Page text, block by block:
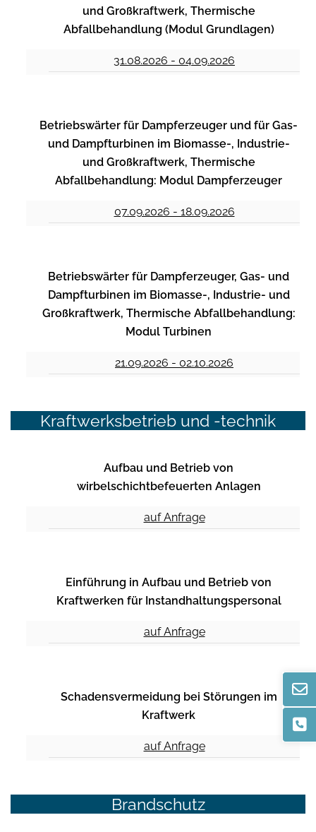
und Großkraftwerk, Thermische
Abfallbehandlung (Modul Grundlagen)
31.08.2026 - 04.09.2026
Betriebswärter für Dampferzeuger und für Gas-
und Dampfturbinen im Biomasse-, Industrie-
und Großkraftwerk, Thermische
Abfallbehandlung: Modul Dampferzeuger
07.09.2026 - 18.09.2026
Betriebswärter für Dampferzeuger, Gas- und
Dampfturbinen im Biomasse-, Industrie- und
Großkraftwerk, Thermische Abfallbehandlung:
Modul Turbinen
21.09.2026 - 02.10.2026
Kraftwerksbetrieb und -technik
Aufbau und Betrieb von
wirbelschichtbefeuerten Anlagen
auf Anfrage
Einführung in Aufbau und Betrieb von
Kraftwerken für Instandhaltungspersonal
auf Anfrage
Schadensvermeidung bei Störungen im
Kraftwerk
auf Anfrage
Brandschutz